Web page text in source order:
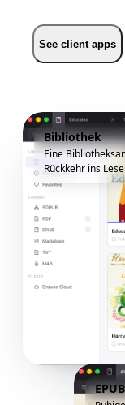
See client apps
Bibliothek
Eine
Rückkehr ins